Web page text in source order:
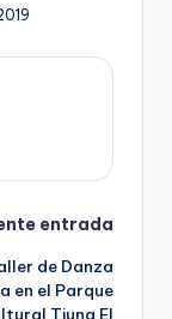
entrada
de Danza
en el Parque
Tiuna El